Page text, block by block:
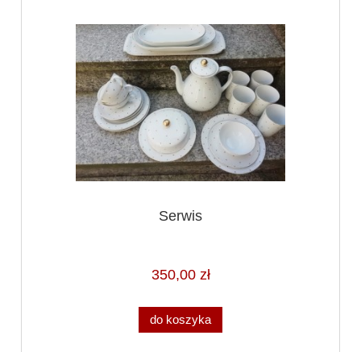
Serwis
350,00 zł
do koszyka